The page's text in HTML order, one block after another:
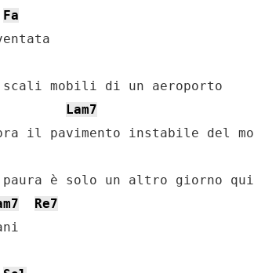
Fa
Lam7
paura è solo un altro giorno qui
Re7